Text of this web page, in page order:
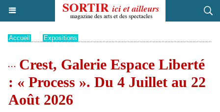
Accueil Expositions
Crest, Galerie Espace Liberté
: « Process ». Du 4 Juillet au 22
Août 2026